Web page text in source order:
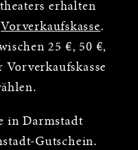
erhalten
Vorverkaufskasse.
25 €, 50 €,
Vorverkaufskasse
in Darmstadt
Gutschein.